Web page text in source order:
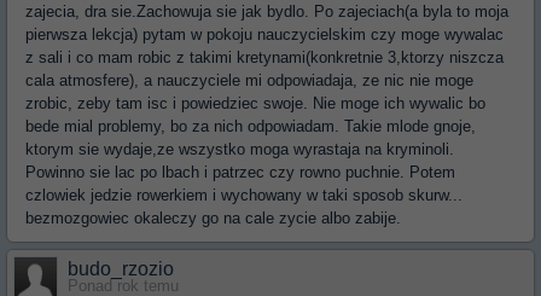
zajecia, dra sie.Zachowuja sie jak bydlo. Po zajeciach(a byla to moja
pierwsza lekcja) pytam w pokoju nauczycielskim czy moge wywalac
z sali i co mam robic z takimi kretynami(konkretnie 3,ktorzy niszcza
cala atmosfere), a nauczyciele mi odpowiadaja, ze nic nie moge
zrobic, zeby tam isc i powiedziec swoje. Nie moge ich wywalic bo
bede mial problemy, bo za nich odpowiadam. Takie mlode gnoje,
ktorym sie wydaje,ze wszystko moga wyrastaja na kryminoli.
Powinno sie lac po lbach i patrzec czy rowno puchnie. Potem
czlowiek jedzie rowerkiem i wychowany w taki sposob skurw...
bezmozgowiec okaleczy go na cale zycie albo zabije.
budo_rzozio
Ponad rok temu